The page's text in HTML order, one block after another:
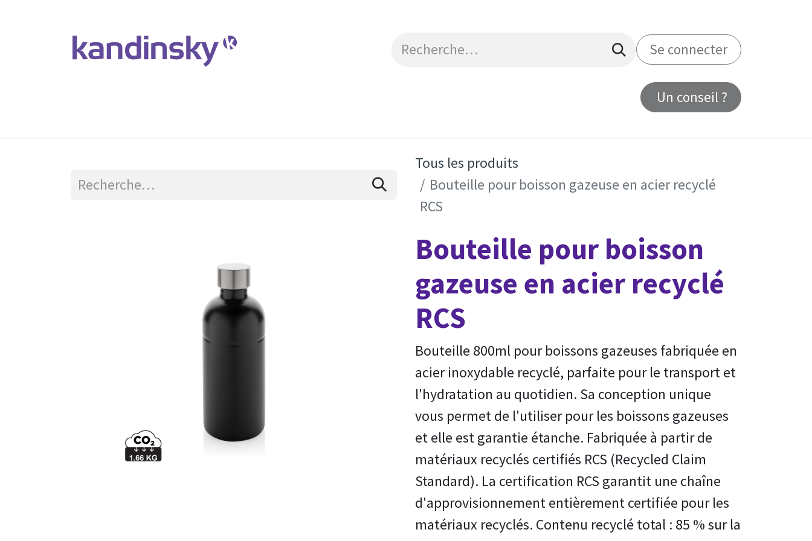
Se connecter
Un conseil ?
Tous les produits
Bouteille pour boisson gazeuse en acier recyclé
RCS
Bouteille pour boisson
gazeuse en acier recyclé
RCS
Bouteille 800ml pour boissons gazeuses fabriquée en
acier inoxydable recyclé, parfaite pour le transport et
l'hydratation au quotidien. Sa conception unique
vous permet de l'utiliser pour les boissons gazeuses
et elle est garantie étanche. Fabriquée à partir de
matériaux recyclés certifiés RCS (Recycled Claim
Standard). La certification RCS garantit une chaîne
d'approvisionnement entièrement certifiée pour les
matériaux recyclés. Contenu recyclé total : 85 % sur la